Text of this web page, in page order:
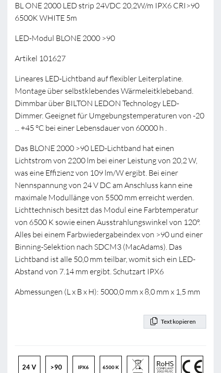
BL ONE 2000 LED strip 24VDC 20,2W/m IPX6 CRI>90
6500K WHITE 5m
LED-Modul BLONE 2000 >90
Artikel 101627
Lineares LED-Lichtband auf flexibler Leiterplatine.
Montage über selbstklebendes Wärmeleitklebeband.
Dimmbar über BILTON LEDON Technology LED-
Dimmer. Geeignet für Umgebungstemperaturen von -20
... +45 °C bei einer Lebensdauer von 60000 h .
Das BLONE 2000 >90 LED-Lichtband hat einen
Lichtstrom von 2200 lm bei einer Leistung von 20,2 W,
was eine Effizienz von 109 lm/W ergibt. Bei einer
Nennspannung von 24 V DC am Anschluss kann eine
maximale Modullänge von 5500 mm erreicht werden.
Lichttechnisch besitzt das Modul eine Farbtemperatur
von 6500 K sowie einen Ausstrahlungswinkel von 120°.
Alles bei einem Farbwiedergabeindex von >90 und einer
Binning-Selektion nach SDCM3 (MacAdams). Das
Lichtband ist alle 50,0 mm teilbar, womit sich ein LED-
Abstand von 7.14 mm ergibt. Schutzart IPX6
Abmessungen (L x B x H): 5000,0 mm x 8,0 mm x 1,5 mm
Text kopieren
24 V >90 IPX6 6500 K